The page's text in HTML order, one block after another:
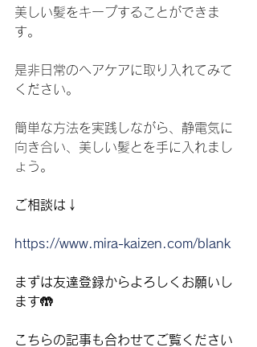
美しい髪をキープすることができま
す。
是非日常のヘアケアに取り入れてみて
ください。
簡単な方法を実践しながら、静電気に
向き合い、美しい髪とを手に入れまし
ょう。
ご相談は↓
https://www.mira-kaizen.com/blank
まずは友達登録からよろしくお願いし
ます🤲
こちらの記事も合わせてご覧ください